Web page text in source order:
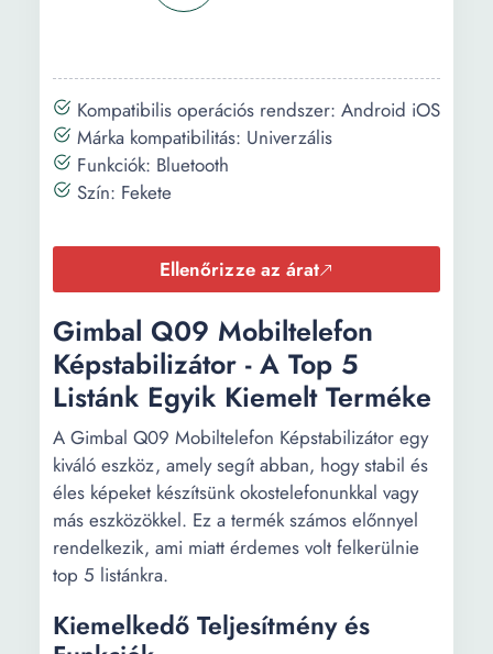
Kompatibilis operációs rendszer: Android iOS
Márka kompatibilitás: Univerzális
Funkciók: Bluetooth
Szín: Fekete
Ellenőrizze az árat
Gimbal Q09 Mobiltelefon
Képstabilizátor - A Top 5
Listánk Egyik Kiemelt Terméke
A Gimbal Q09 Mobiltelefon Képstabilizátor egy
kiváló eszköz, amely segít abban, hogy stabil és
éles képeket készítsünk okostelefonunkkal vagy
más eszközökkel. Ez a termék számos előnnyel
rendelkezik, ami miatt érdemes volt felkerülnie
top 5 listánkra.
Kiemelkedő Teljesítmény és